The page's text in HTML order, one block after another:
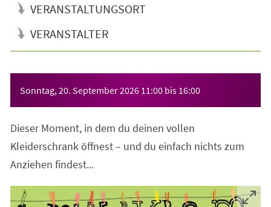
VERANSTALTUNGSORT
VERANSTALTER
Sonntag, 20. September 2026 11:00 bis 16:00
Dieser Moment, in dem du deinen vollen
Kleiderschrank öffnest – und du einfach nichts zum
Anziehen findest...